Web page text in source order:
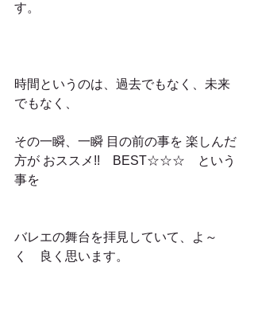
す。
時間というのは、過去でもなく、未来
でもなく、
その一瞬、一瞬 目の前の事を 楽しんだ
方が おススメ!!　BEST☆☆☆　という
事を
バレエの舞台を拝見していて、よ～
く　良く思います。